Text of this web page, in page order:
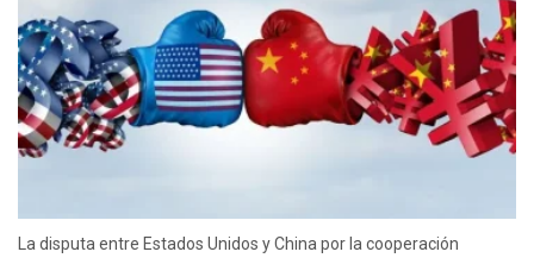
La disputa entre Estados Unidos y China por la cooperación